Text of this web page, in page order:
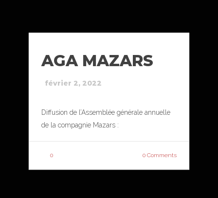
AGA MAZARS
février 2, 2022
Diffusion de l’Assemblée générale annuelle
de la compagnie Mazars :
0 0 Comments